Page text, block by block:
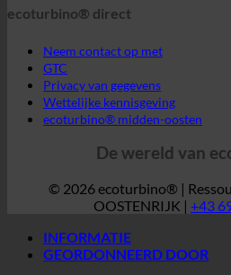
GTC
Privacy van gegevens
Wettelijke kennisgeving
ecoturbino® midden-oosten
OOSTENRIJK |+43
GEORDONNEERD DOOR